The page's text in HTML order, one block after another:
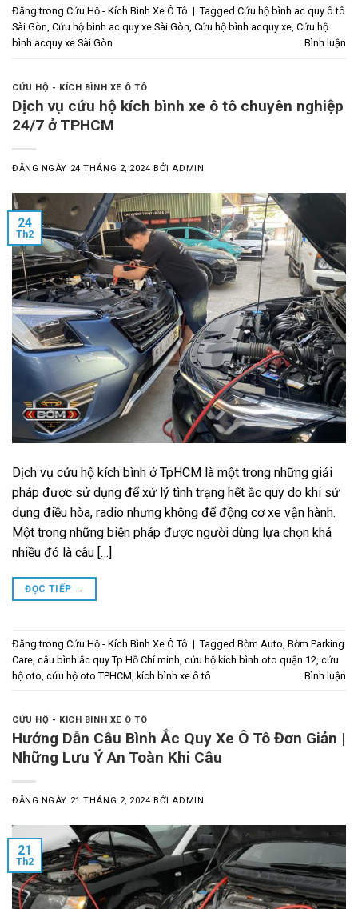
Đăng trong Cứu Hộ - Kích Bình Xe Ô Tô | Tagged Cứu hộ bình ac quy ô tô
Sài Gòn, Cứu hộ bình ac quy xe Sài Gòn, Cứu hộ bình acquy xe, Cứu hộ
bình acquy xe Sài Gòn
Bình luận
CỨU HỘ - KÍCH BÌNH XE Ô TÔ
Dịch vụ cứu hộ kích bình xe ô tô chuyên nghiệp
24/7 ở TPHCM
ĐĂNG NGÀY 24 THÁNG 2, 2024 BỞIADMIN
24
Th2
Dịch vụ cứu hộ kích bình ở TpHCM là một trong những giải
pháp được sử dụng để xử lý tình trạng hết ắc quy do khi sử
dụng điều hòa, radio nhưng không để động cơ xe vận hành.
Một trong những biện pháp được người dùng lựa chọn khá
nhiều đó là câu […]
ĐỌC TIẾP →
Đăng trong Cứu Hộ - Kích Bình Xe Ô Tô | Tagged Bờm Auto Bờm Parking
Care câu bình ắc quy Tp.Hồ Chí minh cứu hộ kích bình oto quận 12 cứu
hộ oto cứu hộ oto TPHCM kích bình xe ô tô Bình luận
CỨU HỘ - KÍCH BÌNH XE Ô TÔ
Hướng Dẫn Câu Bình Ắc Quy Xe Ô Tô Đơn Giản |
Những Lưu Ý An Toàn Khi Câu
ĐĂNG NGÀY 21 THÁNG 2, 2024 BỞIADMIN
21
Th2